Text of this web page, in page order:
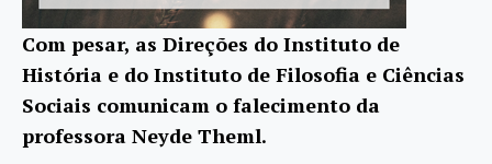
Com pesar, as Direções do Instituto de
História e do Instituto de Filosofia e Ciências
Sociais comunicam o falecimento da
professora Neyde Theml.